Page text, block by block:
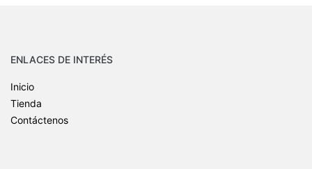
ENLACES DE INTERÉS
Inicio
Tienda
Contáctenos